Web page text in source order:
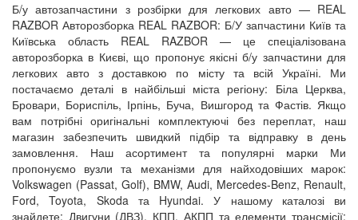
Б/у автозапчастини з розбірки для легкових авто — REAL
RAZBOR Авторозборка REAL RAZBOR: Б/У запчастини Київ та
Київська область REAL RAZBOR — це спеціалізована
авторозборка в Києві, що пропонує якісні б/у запчастини для
легкових авто з доставкою по місту та всій Україні. Ми
постачаємо деталі в найбільші міста регіону: Біла Церква,
Бровари, Бориспіль, Ірпінь, Буча, Вишгород та Фастів. Якщо
вам потрібні оригінальні комплектуючі без переплат, наш
магазин забезпечить швидкий підбір та відправку в день
замовлення. Наш асортимент та популярні марки Ми
пропонуємо вузли та механізми для найходовіших марок:
Volkswagen (Passat, Golf), BMW, Audi, Mercedes-Benz, Renault,
Ford, Toyota, Skoda та Hyundai. У нашому каталозі ви
знайдете: Двигуни (ДВЗ), КПП, АКПП та елементи трансмісії;